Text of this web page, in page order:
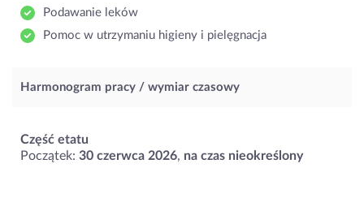
Podawanie leków
Pomoc w utrzymaniu higieny i pielęgnacja
Harmonogram pracy / wymiar czasowy
Część etatu
Początek: 30 czerwca 2026, na czas nieokreślony